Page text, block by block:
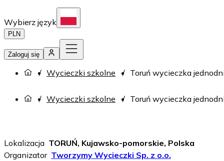
Wybierz język
PLN
Zaloguj się
Wycieczki szkolne Toruń wycieczka
Wycieczki szkolne Toruń wycieczka
Lokalizacja TORUŃ, Kujawsko-pomorskie, Polska
Organizator Tworzymy Wycieczki Sp. z o.o.